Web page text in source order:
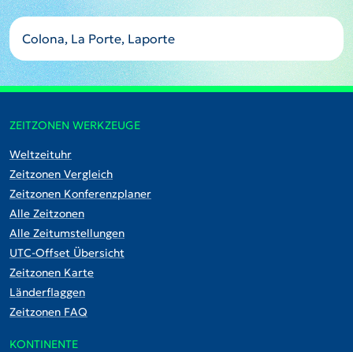
Colona, La Porte, Laporte
ZEITZONEN WERKZEUGE
Weltzeituhr
Zeitzonen Vergleich
Zeitzonen Konferenzplaner
Alle Zeitzonen
Alle Zeitumstellungen
UTC-Offset Übersicht
Zeitzonen Karte
Länderflaggen
Zeitzonen FAQ
KONTINENTE